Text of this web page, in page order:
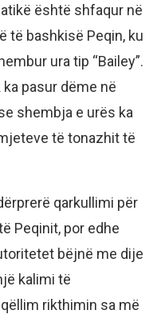
është shfaqur në
të bashkisë Peqin, ku
ura tip “Bailey”.
pasur dëme në
shembja e urës ka
të tonazhit të
qarkullimi për
Peqinit, por edhe
bëjnë me dije
kalimi të
rikthimin sa më